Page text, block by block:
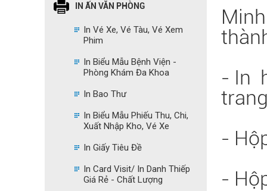
IN ẤN VĂN PHÒNG
In Vé Xe, Vé Tàu, Vé Xem
Phim
In Biểu Mẫu Bệnh Viện -
Phòng Khám Đa Khoa
In Bao Thư
In Biểu Mẫu Phiếu Thu, Chi,
Xuất Nhập Kho, Vé Xe
In Giấy Tiêu Đề
In Card Visit/ In Danh Thiếp
Giá Rẻ - Chất Lượng
- In
-
-